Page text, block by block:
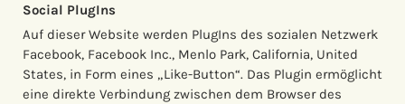
Social PlugIns
Auf dieser Website werden PlugIns des sozialen Netzwerk
Facebook, Facebook Inc., Menlo Park, California, United
States, in Form eines „Like-Button“. Das Plugin ermöglicht
eine direkte Verbindung zwischen dem Browser des